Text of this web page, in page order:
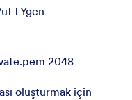
2048
oluşturmak için